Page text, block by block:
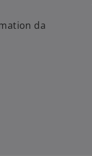
da